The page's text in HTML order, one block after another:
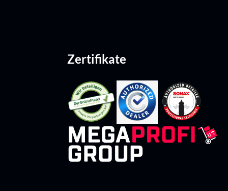
Zertifikate